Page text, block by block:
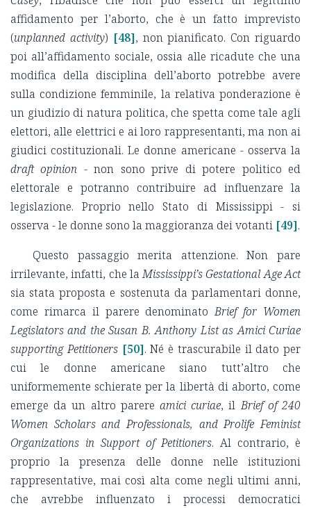
affidamento per l’aborto, che è un fatto imprevisto
(unplanned activity) [48], non pianificato. Con riguardo
poi all’affidamento sociale, ossia alle ricadute che una
modifica della disciplina dell’aborto potrebbe avere
sulla condizione femminile, la relativa ponderazione è
un giudizio di natura politica, che spetta come tale agli
elettori, alle elettrici e ai loro rappresentanti, ma non ai
giudici costituzionali. Le donne americane - osserva la
draft opinion - non sono prive di potere politico ed
elettorale e potranno contribuire ad influenzare la
legislazione. Proprio nello Stato di Mississippi - si
osserva - le donne sono la maggioranza dei votanti [49].
Questo passaggio merita attenzione. Non pare
irrilevante, infatti, che laMississippi’s Gestational Age Act
sia stata proposta e sostenuta da parlamentari donne,
come rimarca il parere denominatoBrief for Women
Legislatorsand the Susan B. Anthony List as Amici Curiae
supporting Petitioners [50]. Né è trascurabile il dato per
cui le donne americane siano tutt’altro che
uniformemente schierate per la libertà di aborto, come
emerge da un altro parere amici curiae, ilBrief of 240
Women Scholars and Professionals, and Prolife Feminist
Organizations in Support of Petitioners. Al contrario, è
proprio la presenza delle donne nelle istituzioni
rappresentative, mai così alta come negli ultimi anni,
che avrebbe influenzato i processi democratici